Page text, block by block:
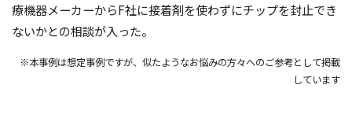
療機器メーカーからF社に接着剤を使わずにチップを封止でき
ないかとの相談が入った。
※本事例は想定事例ですが、似たようなお悩みの方々へのご参考として掲載
しています